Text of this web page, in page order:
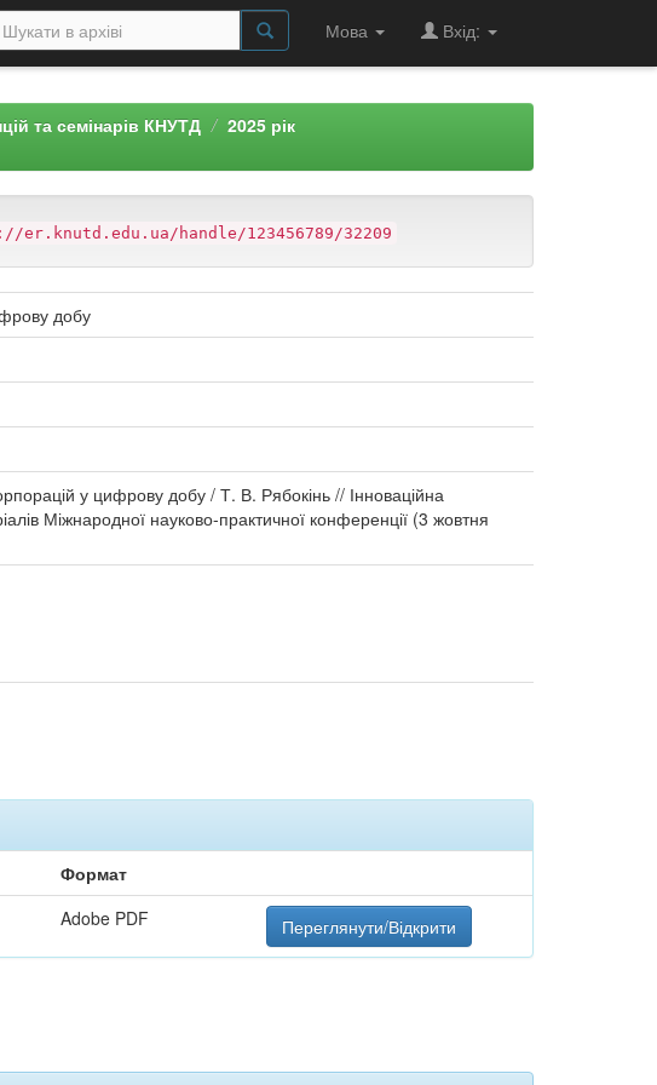
Мова Вхід:
та семінарів КНУТД
2025 рік
er.knutd.edu.ua/handle/123456789/32209
добу
у цифрову добу / Т. В. Рябокінь // Інноваційна
Міжнародної науково-практичної конференції (3 жовтня
Формат
Adobe PDF Переглянути/Відкрити